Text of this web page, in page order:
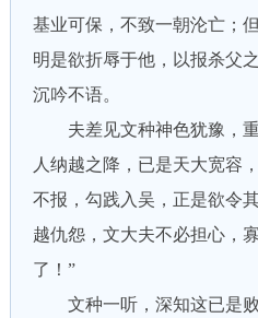
基业可保，不致一朝沦亡；
明是欲折辱于他，以报杀父
沉吟不语。
夫差见文种神色犹豫，重
人纳越之降，已是天大宽容
不报，勾践入吴，正是欲令
越仇怨，文大夫不必担心，
了！”
文种一听，深知这已是败